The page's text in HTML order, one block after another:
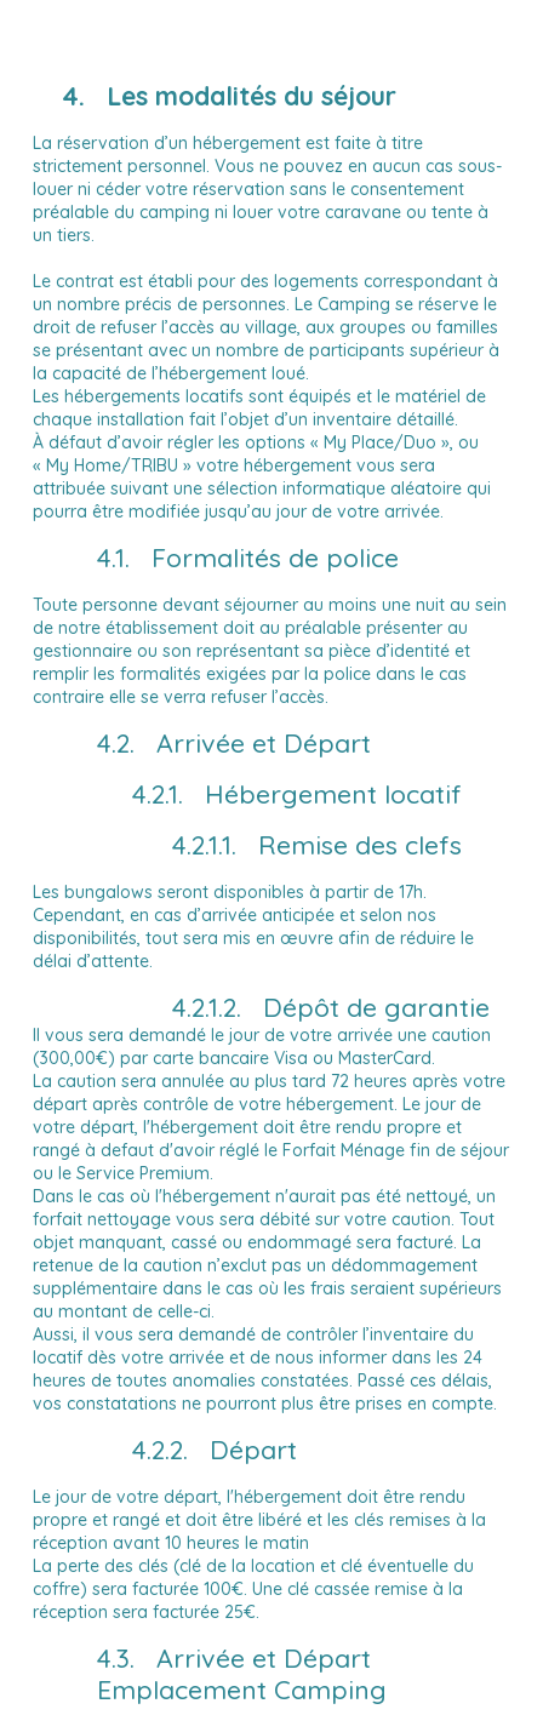
4. Les modalités du séjour
La réservation d’un hébergement est faite à titre
strictement personnel. Vous ne pouvez en aucun cas sous-
louer ni céder votre réservation sans le consentement
préalable du camping ni louer votre caravane ou tente à
un tiers.
Le contrat est établi pour des logements correspondant à
un nombre précis de personnes. Le Camping se réserve le
droit de refuser l’accès au village, aux groupes ou familles
se présentant avec un nombre de participants supérieur à
la capacité de l’hébergement loué.
Les hébergements locatifs sont équipés et le matériel de
chaque installation fait l’objet d’un inventaire détaillé.
À défaut d’avoir régler les options « My Place/Duo », ou
« My Home/TRIBU » votre hébergement vous sera
attribuée suivant une sélection informatique aléatoire qui
pourra être modifiée jusqu’au jour de votre arrivée.
4.1. Formalités de police
Toute personne devant séjourner au moins une nuit au sein
de notre établissement doit au préalable présenter au
gestionnaire ou son représentant sa pièce d’identité et
remplir les formalités exigées par la police dans le cas
contraire elle se verra refuser l’accès.
4.2. Arrivée et Départ
4.2.1. Hébergement locatif
4.2.1.1. Remise des clefs
Les bungalows seront disponibles à partir de 17h.
Cependant, en cas d’arrivée anticipée et selon nos
disponibilités, tout sera mis en œuvre afin de réduire le
délai d’attente.
4.2.1.2. Dépôt de garantie
Il vous sera demandé le jour de votre arrivée une caution
(300,00€) par carte bancaire Visa ou MasterCard.
La caution sera annulée au plus tard 72 heures après votre
départ après contrôle de votre hébergement. Le jour de
votre départ, l'hébergement doit être rendu propre et
rangé à defaut d'avoir réglé le Forfait Ménage fin de séjour
ou le Service Premium.
Dans le cas où l'hébergement n'aurait pas été nettoyé, un
forfait nettoyage vous sera débité sur votre caution. Tout
objet manquant, cassé ou endommagé sera facturé. La
retenue de la caution n’exclut pas un dédommagement
supplémentaire dans le cas où les frais seraient supérieurs
au montant de celle-ci.
Aussi, il vous sera demandé de contrôler l’inventaire du
locatif dès votre arrivée et de nous informer dans les 24
heures de toutes anomalies constatées. Passé ces délais,
vos constatations ne pourront plus être prises en compte.
4.2.2. Départ
Le jour de votre départ, l'hébergement doit être rendu
propre et rangé et doit être libéré et les clés remises à la
réception avant 10 heures le matin
La perte des clés (clé de la location et clé éventuelle du
coffre) sera facturée 100€. Une clé cassée remise à la
réception sera facturée 25€.
4.3. Arrivée et Départ
Emplacement Camping